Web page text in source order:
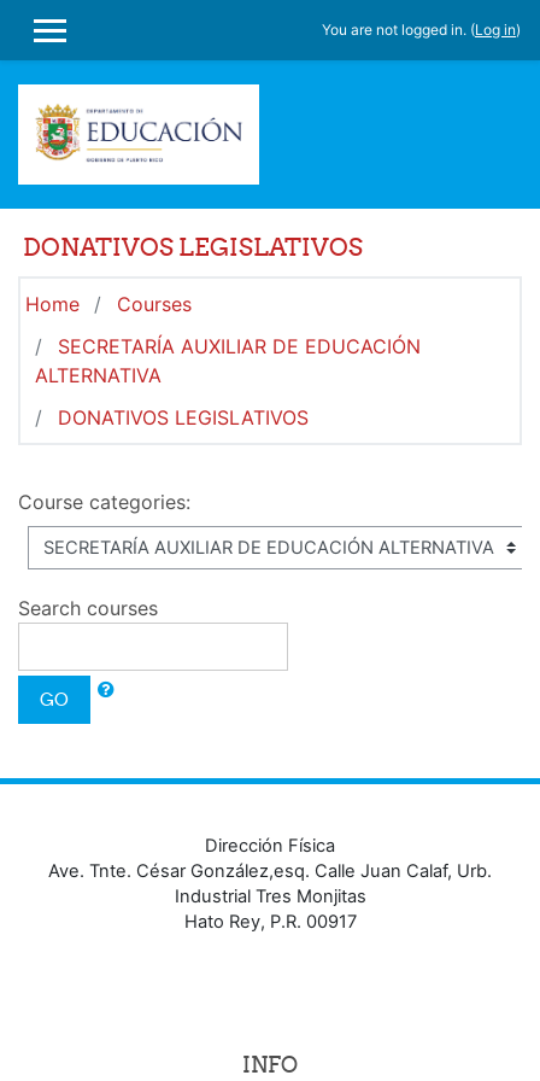
SIDE PANEL
You are not logged in. (Log in)
DONATIVOS LEGISLATIVOS
Home
Courses
SECRETARÍA AUXILIAR DE EDUCACIÓN
ALTERNATIVA
DONATIVOS LEGISLATIVOS
Course categories:
Search courses
GO
Dirección Física
Ave. Tnte. César González,esq. Calle Juan Calaf, Urb.
Industrial Tres Monjitas
Hato Rey, P.R. 00917
INFO